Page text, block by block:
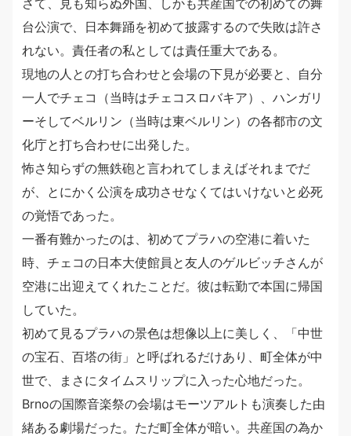
台公演で、日本舞踊を初めて披露するので失敗は許さ
れない。責任者の私としては責任重大である。
現地の人との打ち合わせと会場の下見が必要と、自分
一人でチェコ（当時はチェコスロバキア）、ハンガリ
ーそしてベルリン（当時は東ベルリン）の各都市の文
化庁と打ち合わせに出発した。
怖さ知らずの無鉄砲と言われてしまえばそれまでだ
が、とにかく公演を成功させなくてはいけないと必死
の覚悟であった。
一番有難かったのは、初めてプラハの空港に着いた
時、チェコの日本大使館員と友人のゲルビッチさんが
空港に出迎えてくれたことだ。彼は転勤で本国に帰国
していた。
初めて見るプラハの景色は想像以上に美しく、「中世
の宝石、百塔の街」と呼ばれるだけあり、町全体が中
世で、まさにタイムスリップに入った心地だった。
Brnoの国際音楽祭の会場はモーツアルトも演奏した由
緒ある劇場だった。ただ町全体が暗い。共産国の為か